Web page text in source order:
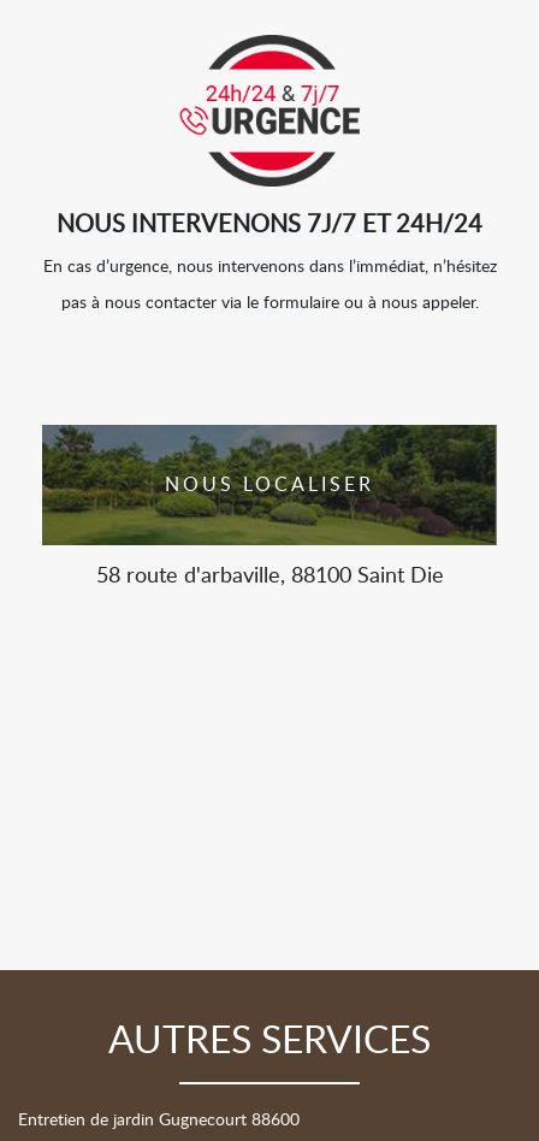
NOUS INTERVENONS 7J/7 ET 24H/24
En cas d’urgence, nous intervenons dans l’immédiat, n’hésitez
pas à nous contacter via le formulaire ou à nous appeler.
NOUS LOCALISER
58 route d'arbaville, 88100 Saint Die
AUTRES SERVICES
Entretien de jardin Gugnecourt 88600